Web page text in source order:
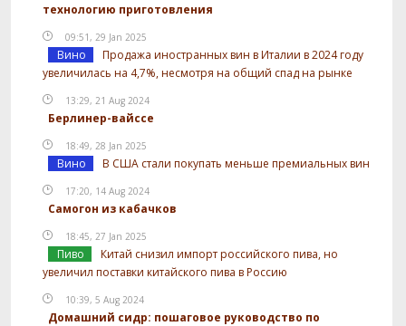
технологию приготовления
09:51, 29 Jan 2025
Вино
Продажа иностранных вин в Италии в 2024 году
увеличилась на 4,7%, несмотря на общий спад на рынке
13:29, 21 Aug 2024
Берлинер-вайссе
18:49, 28 Jan 2025
Вино В США стали покупать меньше премиальных вин
17:20, 14 Aug 2024
Самогон из кабачков
18:45, 27 Jan 2025
Пиво
Китай снизил импорт российского пива, но
увеличил поставки китайского пива в Россию
10:39, 5 Aug 2024
Домашний сидр: пошаговое руководство по